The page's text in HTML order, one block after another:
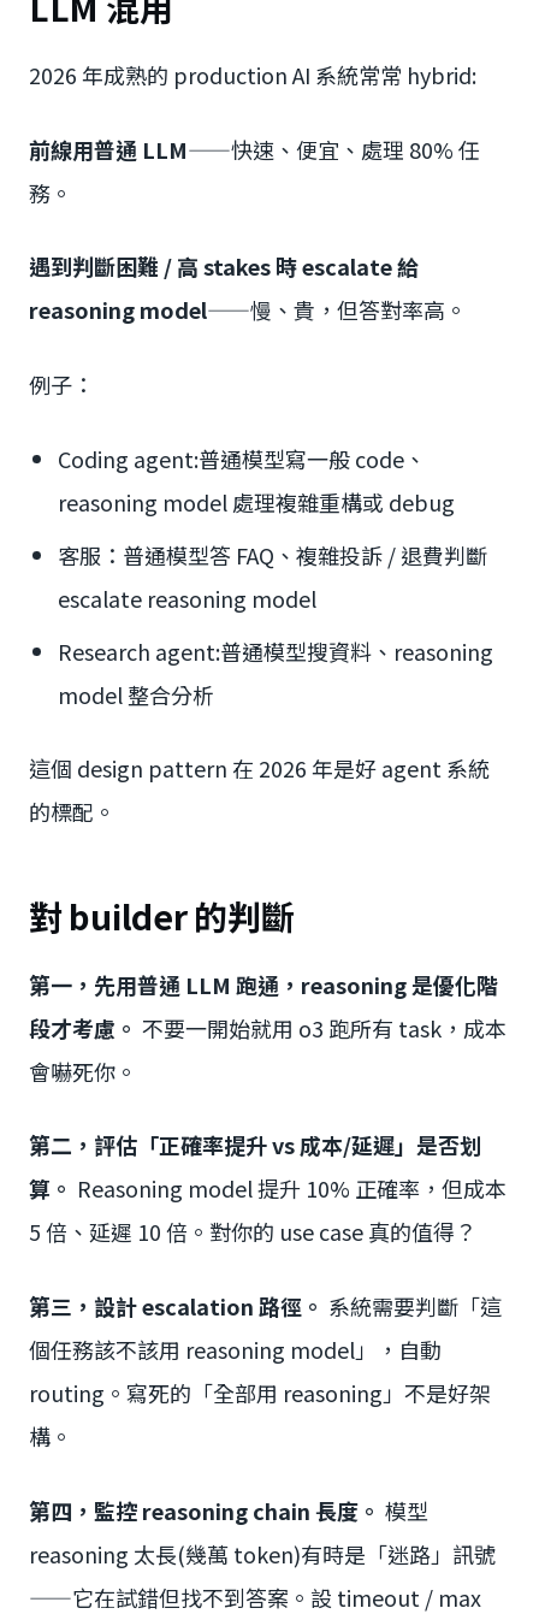
2026 年成熟的 production AI 系統常常 hybrid:
前線用普通 LLM——快速、便宜、處理 80% 任
務。
遇到判斷困難 / 高 stakes 時 escalate 給
reasoning model——慢、貴，但答對率高。
例子：
Coding agent:普通模型寫一般 code、
reasoning model 處理複雜重構或 debug
客服：普通模型答 FAQ、複雜投訴 / 退費判斷
escalate reasoning model
Research agent:普通模型搜資料、reasoning
model 整合分析
這個 design pattern 在 2026 年是好 agent 系統
的標配。
對 builder 的判斷
第一，先用普通 LLM 跑通，reasoning 是優化階
段才考慮。 不要一開始就用 o3 跑所有 task，成本
會嚇死你。
第二，評估「正確率提升 vs 成本/延遲」是否划
算。 Reasoning model 提升 10% 正確率，但成本
5 倍、延遲 10 倍。對你的 use case 真的值得？
第三，設計 escalation 路徑。 系統需要判斷「這
個任務該不該用 reasoning model」，自動
routing。寫死的「全部用 reasoning」不是好架
構。
第四，監控 reasoning chain 長度。 模型
reasoning 太長(幾萬 token)有時是「迷路」訊號
——它在試錯但找不到答案。設 timeout / max